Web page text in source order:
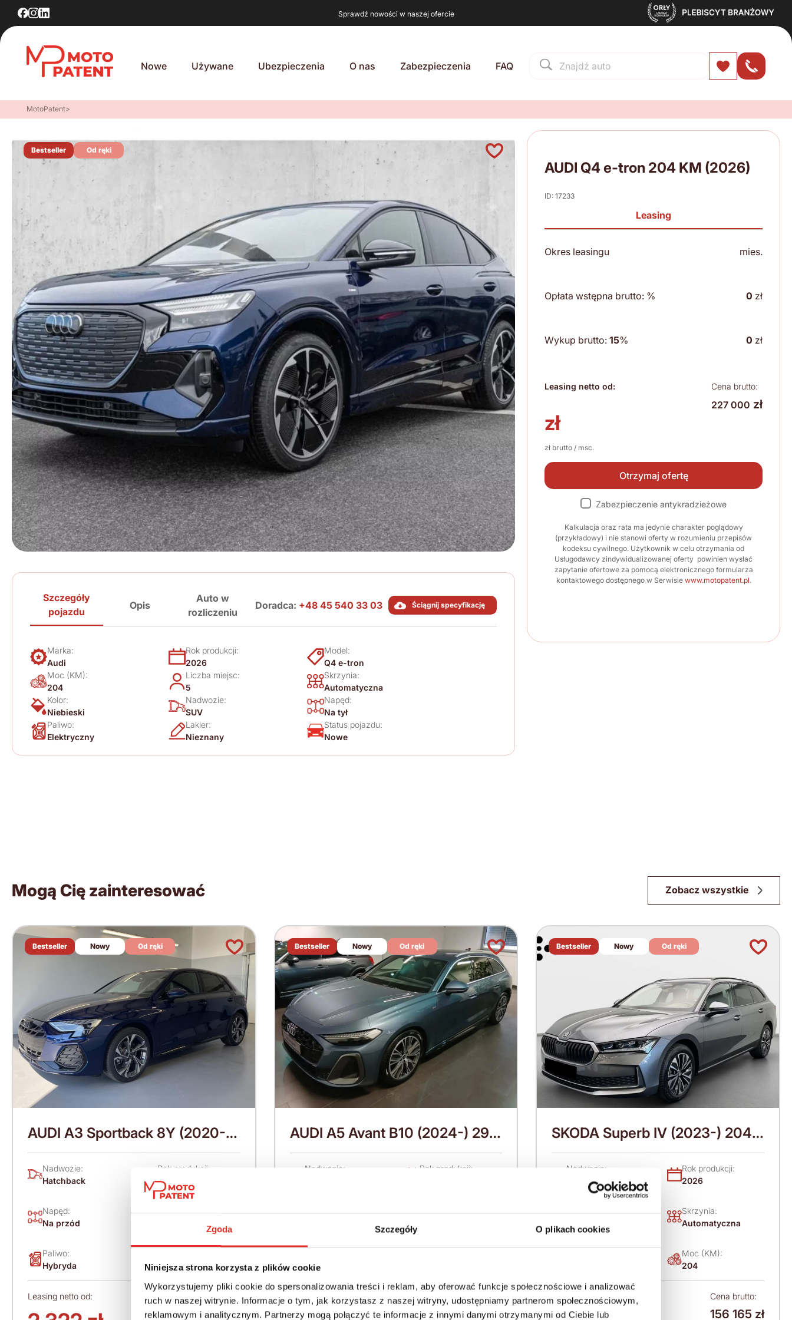
Zgoda Szczegóły O plikach cookies
Niniejsza strona korzysta z plików cookie
Wykorzystujemy pliki cookie do spersonalizowania treści i reklam, aby oferować funkcje społecznościowe i analizować
ruch w naszej witrynie. Informacje o tym, jak korzystasz z naszej witryny, udostępniamy partnerom społecznościowym,
reklamowym i analitycznym. Partnerzy mogą połączyć te informacje z innymi danymi otrzymanymi od Ciebie lub
Sprawdź nowości w naszej ofercie
Nowe Używane Ubezpieczenia O nas Zabezpieczenia FAQ
MotoPatent>
Bestseller Od ręki
AUDI Q4 e-tron 204 KM (2026)
ID: 17233
Leasing
Okres leasingu mies.
Opłata wstępna brutto: % 0 zł
Wykup brutto: 15% 0 zł
Leasing netto od:
zł
zł brutto / msc.
Cena brutto:
227 000 zł
Otrzymaj ofertę
Zabezpieczenie antykradzieżowe
Kalkulacja oraz rata ma jedynie charakter poglądowy
(przykładowy) i nie stanowi oferty w rozumieniu przepisów
kodeksu cywilnego. Użytkownik w celu otrzymania od
Usługodawcy zindywidualizowanej oferty powinien wysłać
zapytanie ofertowe za pomocą elektronicznego formularza
kontaktowego dostępnego w Serwisie www.motopatent.pl.
Szczegóły
pojazdu
Opis
Auto w
rozliczeniu
Doradca: +48 45 540 33 03 Ściągnij specyfikację
Marka:
Audi
Rok produkcji:
2026
Model:
Q4 e-tron
Moc (KM):
204
Liczba miejsc:
5
Skrzynia:
Automatyczna
Kolor:
Niebieski
Nadwozie:
SUV
Napęd:
Na tył
Paliwo:
Elektryczny
Lakier:
Nieznany
Status pojazdu:
Nowe
Mogą Cię zainteresować Zobacz wszystkie
Bestseller Nowy Od ręki
AUDI A3 Sportback 8Y (2020-)
272 KM (2026)
Nadwozie:
Hatchback
Rok produkcji:
2026
Napęd:
Na przód
Skrzynia:
Paliwo:
Hybryda
272
Leasing netto od: Cena brutto:
182 900 zł
Bestseller Nowy Od ręki
AUDI A5 Avant B10 (2024-) 299
KM (2026)
Nadwozie:
Rok produkcji:
Napęd:
Skrzynia:
Hybryda
Leasing netto od: Cena brutto:
266 600 zł
Bestseller Nowy Od ręki
SKODA Superb IV (2023-) 204
KM (2026)
Nadwozie:
Kombi
Rok produkcji:
2026
Napęd:
Skrzynia:
Automatyczna
Moc (KM):
204
Leasing netto od: Cena brutto:
156 165 zł